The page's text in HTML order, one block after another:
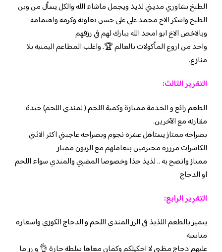
الطبخ بشاوري مديني لذيذ ويجمل ماشاء الله والكل يسأل من وين
الطبخ واشكر الاخ محمد علي على حسن تعاونه وكرمه واهتمامه
وبالاخص الاخ ابو امجد الله يبارك لهم في رزقهم
واحد من اروع المأكولات بالعالم 🏆. واغلب المطاعم اليمنية بلا
منازع.
التقرير الثالث:
الطعم رائع و الخدمة ممتازة وكمية اللحم ( لمندي اللحم) جيدة
مقارنه مع الآخرين.
بصراحه ممتاز يستاهل عشره نجوم وبصراحه عاجبني اكثر الاثني
الكاشرات مررره محترمين بتعاملهم مع الزبون ممتاز
ممتاز وانصح به .. لذيذ جذا وخصوصا المضبي والمندي سواء اللحم
او الدجاج
التقرير الرابع:
يتميز بالطعم اللذيذ في الرز المندي اللحم و الدجاج الكوزي واسعاره
مناسبة